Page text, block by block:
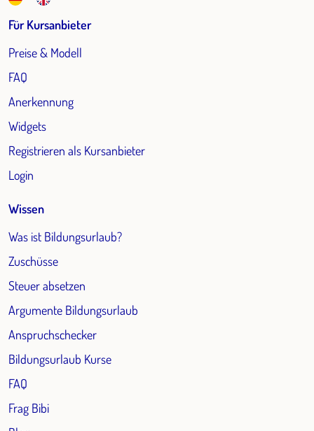
Für Kursanbieter
Preise & Modell
FAQ
Anerkennung
Widgets
Registrieren als Kursanbieter
Login
Wissen
Was ist Bildungsurlaub?
Zuschüsse
Steuer absetzen
Argumente Bildungsurlaub
Anspruchschecker
Bildungsurlaub Kurse
FAQ
Frag Bibi